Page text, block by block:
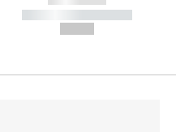
----------- -----------